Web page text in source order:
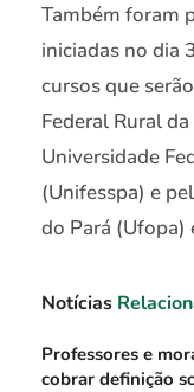
Também foram
iniciadas no dia
cursos que
Federal Rural
Universidade
(Unifesspa) e
do Pará (Ufopa)
Notícias
Professores e
cobrar definição